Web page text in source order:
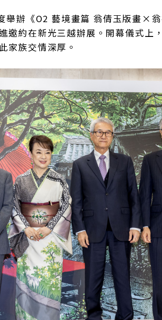
辦《O2 藝境畫篇 翁倩玉版畫×翁
邀約在新光三越辦展。開幕儀式上
家族交情深厚。